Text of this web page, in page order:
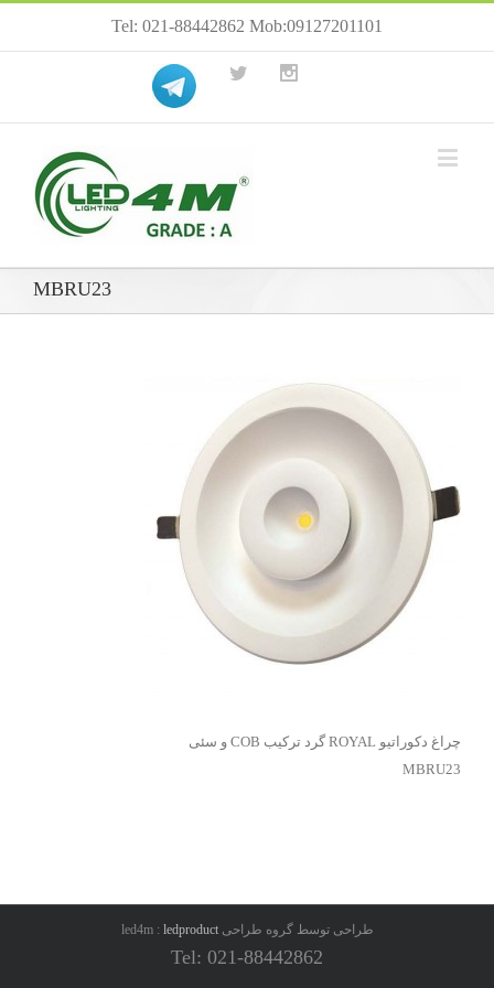
Tel: 021-88442862 Mob:09127201101
MBRU23
چراغ دکوراتیو ROYAL گرد ترکیب COB و سئی
MBRU23
طراحی توسط گروه طراحی led4m :ledproduct
Tel: 021-88442862